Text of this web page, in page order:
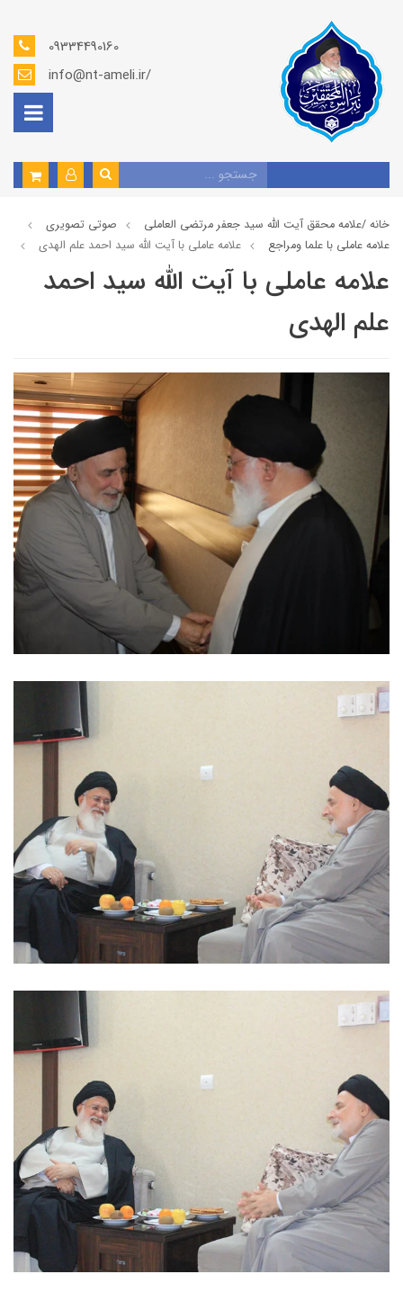
09334490160
info@nt-ameli.ir/
خانه /علامه محقق آیت الله سید جعفر مرتضی العاملی
صوتي تصويري
علامه عاملي با علما ومراجع
علامه عاملي با آیت الله سید احمد علم الهدی
علامه عاملي با آیت الله سید احمد
علم الهدی